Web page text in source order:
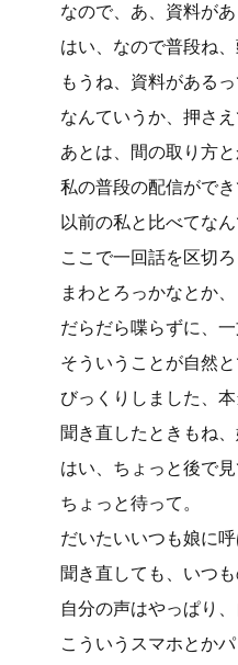
なので、あ、資料が
はい、なので普段ね
もうね、資料がある
なんていうか、押さ
あとは、間の取り方
私の普段の配信がで
以前の私と比べてな
ここで一回話を区切ろ
まわとろっかなとか、
だらだら喋らずに、
そういうことが自然
びっくりしました、本
聞き直したときもね、
はい、ちょっと後で見
ちょっと待って。
だいたいいつも娘に
聞き直しても、いつ
自分の声はやっぱり
こういうスマホとか